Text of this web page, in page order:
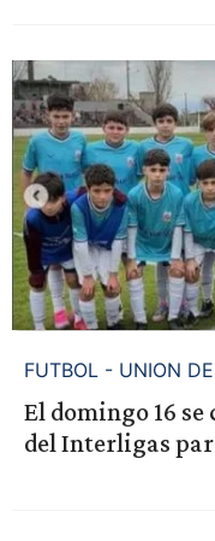
FUTBOL - UNION
El domingo 16
del Interligas